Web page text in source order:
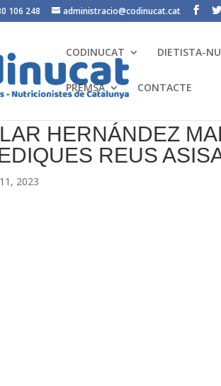
106 248 administracio@codinucat.cat
CODINUCAT DIETISTA-
PREMSA CONTACTE
HERNÁNDEZ
REUS
2023